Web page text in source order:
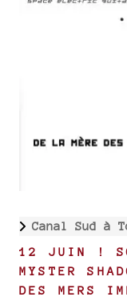
Canal Sud à
12 JUIN !
MYSTER
DES MERS